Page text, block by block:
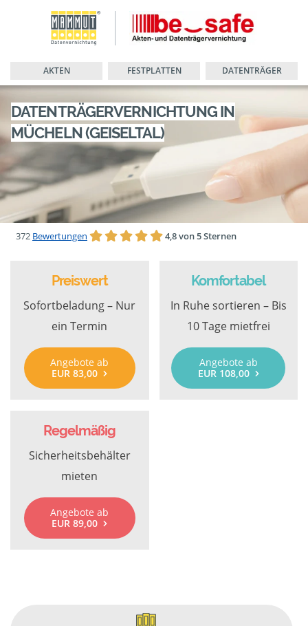
AKTEN FESTPLATTEN DATENTRÄGER
DATENTRÄGERVERNICHTUNG IN
MÜCHELN (GEISELTAL)
372 Bewertungen 4,8 von 5 Sternen
Preiswert
Sofortbeladung – Nur
ein Termin
Angebote ab
EUR 83,00
Komfortabel
In Ruhe sortieren – Bis
10 Tage mietfrei
Angebote ab
EUR 108,00
Regelmäßig
Sicherheitsbehälter
mieten
Angebote ab
EUR 89,00